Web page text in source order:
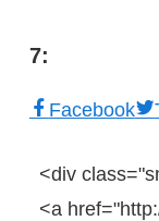
7:
Facebook
<div class=
<a href=